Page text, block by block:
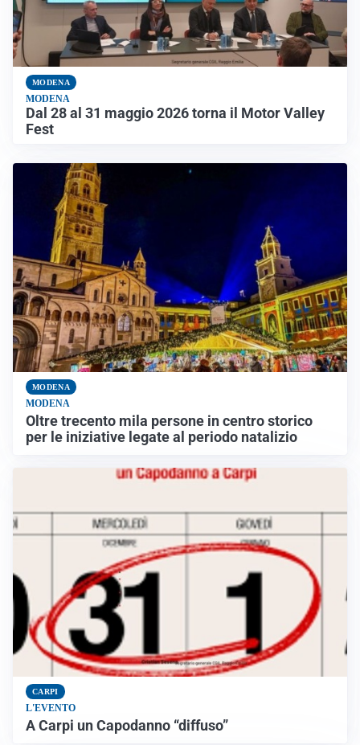
MODENA
MODENA
Dal 28 al 31 maggio 2026 torna il Motor Valley
Fest
MODENA
MODENA
Oltre trecento mila persone in centro storico
per le iniziative legate al periodo natalizio
CARPI
L'EVENTO
A Carpi un Capodanno “diffuso”